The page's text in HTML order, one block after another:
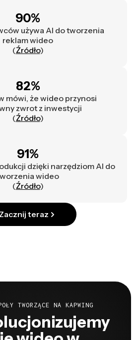
90%
używa AI do tworzenia
reklam wideo
(Źródło)
82%
mówi, że wideo przynosi
zwrot z inwestycji
(Źródło)
91%
dzięki narzędziom AI do
wideo
(Źródło)
Zacznij teraz
TWORZĄCE NA KAPWING